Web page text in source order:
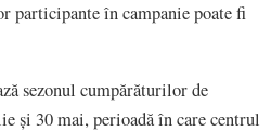
participante în campanie poate fi
sezonul cumpărăturilor de
și 30 mai, perioadă în care centrul